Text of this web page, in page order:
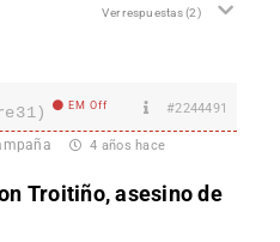
Ver respuestas(2)
EM Off #2244491
4 años hace
Troitiño, asesino de